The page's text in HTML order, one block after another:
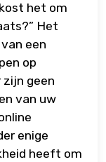
het om
Het
een
op
geen
van uw
enige
heeft om